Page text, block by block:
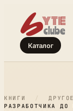
Каталог
КНИГИ / ДРУГОЕ
РАЗРАБОТЧИКА